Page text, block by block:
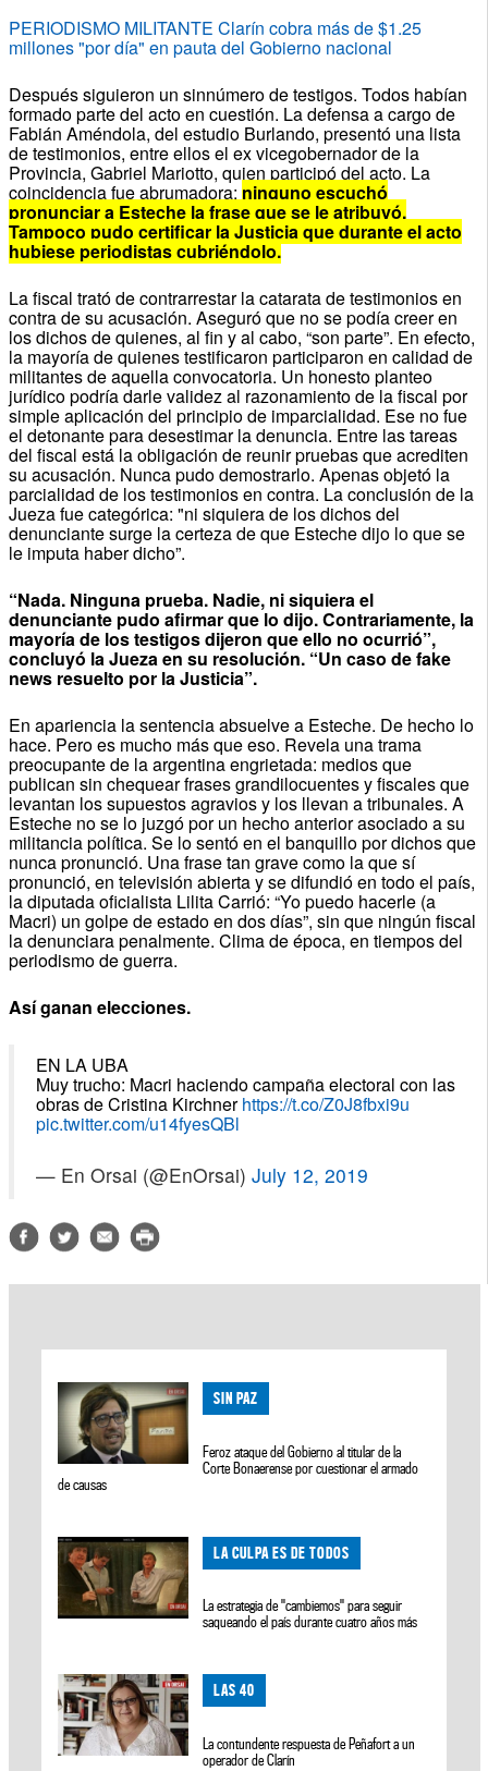
PERIODISMO MILITANTE Clarín cobra más de $1.25
millones "por día" en pauta del Gobierno nacional
Después siguieron un sinnúmero de testigos. Todos habían
formado parte del acto en cuestión. La defensa a cargo de
Fabián Améndola, del estudio Burlando, presentó una lista
de testimonios, entre ellos el ex vicegobernador de la
Provincia, Gabriel Mariotto, quien participó del acto. La
coincidencia fue abrumadora: ninguno escuchó
pronunciar a Esteche la frase que se le atribuyó.
Tampoco pudo certificar la Justicia que durante el acto
hubiese periodistas cubriéndolo.
La fiscal trató de contrarrestar la catarata de testimonios en
contra de su acusación. Aseguró que no se podía creer en
los dichos de quienes, al fin y al cabo, “son parte”. En efecto,
la mayoría de quienes testificaron participaron en calidad de
militantes de aquella convocatoria. Un honesto planteo
jurídico podría darle validez al razonamiento de la fiscal por
simple aplicación del principio de imparcialidad. Ese no fue
el detonante para desestimar la denuncia. Entre las tareas
del fiscal está la obligación de reunir pruebas que acrediten
su acusación. Nunca pudo demostrarlo. Apenas objetó la
parcialidad de los testimonios en contra. La conclusión de la
Jueza fue categórica: "ni siquiera de los dichos del
denunciante surge la certeza de que Esteche dijo lo que se
le imputa haber dicho”.
“Nada. Ninguna prueba. Nadie, ni siquiera el
denunciante pudo afirmar que lo dijo. Contrariamente, la
mayoría de los testigos dijeron que ello no ocurrió”,
concluyó la Jueza en su resolución. “Un caso de fake
news resuelto por la Justicia”.
En apariencia la sentencia absuelve a Esteche. De hecho lo
hace. Pero es mucho más que eso. Revela una trama
preocupante de la argentina engrietada: medios que
publican sin chequear frases grandilocuentes y fiscales que
levantan los supuestos agravios y los llevan a tribunales. A
Esteche no se lo juzgó por un hecho anterior asociado a su
militancia política. Se lo sentó en el banquillo por dichos que
nunca pronunció. Una frase tan grave como la que sí
pronunció, en televisión abierta y se difundió en todo el país,
la diputada oficialista Lilita Carrió: “Yo puedo hacerle (a
Macri) un golpe de estado en dos días”, sin que ningún fiscal
la denunciara penalmente. Clima de época, en tiempos del
periodismo de guerra.
Así ganan elecciones.
EN LA UBA
Muy trucho: Macri haciendo campaña electoral con las
obras de Cristina Kirchnerhttps://t.co/Z0J8fbxi9u
pic.twitter.com/u14fyesQBl
— En Orsai (@EnOrsai) July 12, 2019
SIN PAZ
Feroz ataque del Gobierno al titular de la
Corte Bonaerense por cuestionar el armado
de causas
LA CULPA ES DE TODOS
La estrategia de "cambiemos" para seguir
saqueando el país durante cuatro años más
LAS 40
La contundente respuesta de Peñafort a un
operador de Clarín